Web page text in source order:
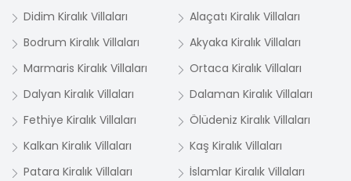
Didim Kiralık Villaları
Alaçatı Kiralık Villaları
Bodrum Kiralık Villaları
Akyaka Kiralık Villaları
Marmaris Kiralık Villaları
Ortaca Kiralık Villaları
Dalyan Kiralık Villaları
Dalaman Kiralık Villaları
Fethiye Kiralık Villaları
Ölüdeniz Kiralık Villaları
Kalkan Kiralık Villaları
Kaş Kiralık Villaları
Patara Kiralık Villaları
İslamlar Kiralık Villaları